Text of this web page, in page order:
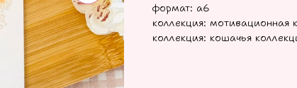
формат: а6
коллекция: мотивационная
коллекция: кошачья